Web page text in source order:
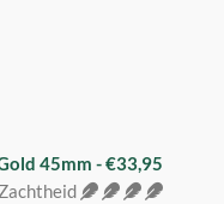
45mm - €33,95
Zachtheid